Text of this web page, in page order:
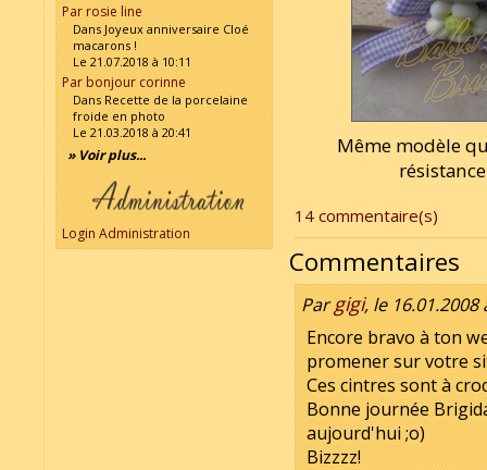
Par rosie line
Dans Joyeux anniversaire Cloé
macarons !
Le 21.07.2018 à 10:11
Par bonjour corinne
Dans Recette de la porcelaine
froide en photo
Le 21.03.2018 à 20:41
» Voir plus...
Login Administration
Même modèle
14 commentaire(s)
Commentaires
Pargigi, le 16.01.2008
Encore bravo à ton
promener sur votre
Ces cintres sont à
Bonne journée
aujourd'hui ;o)
Bizzzz!